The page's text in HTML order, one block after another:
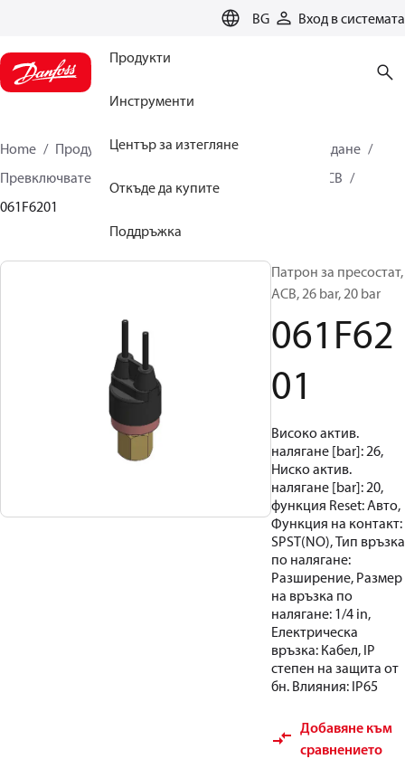
BG Вход в системата
Продукти
Инструменти
Център за изтегляне
Откъде да купите
Поддръжка
Home Продукти
Климатични решения за охлаждане
Превключватели
ACB / CCB
061F6201
Патрон за пресостат,
ACB, 26 bar, 20 bar
061F62
01
Високо актив.
налягане [bar]: 26,
Ниско актив.
налягане [bar]: 20,
функция Reset: Авто,
Функция на контакт:
SPST(NO), Тип връзка
по налягане:
Разширение, Размер
на връзка по
налягане: 1/4 in,
Електрическа
връзка: Кабел, IP
степен на защита от
бн. Влияния: IP65
Добавяне към
сравнението